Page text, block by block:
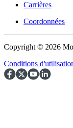
Carrières
Coordonnées
Copyright © 2026
Conditions